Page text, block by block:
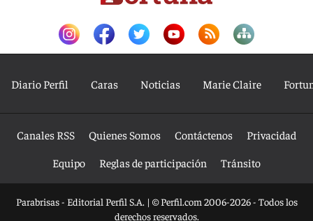
Diario Perfil Caras Noticias Marie Claire
Canales RSS Quienes Somos Contáctenos
Privacidad
Equipo
Reglas de participación Tránsito
Parabrisas - Editorial Perfil S.A. | © Perfil.com 2006-2026 - Todos los
derechos reservados.